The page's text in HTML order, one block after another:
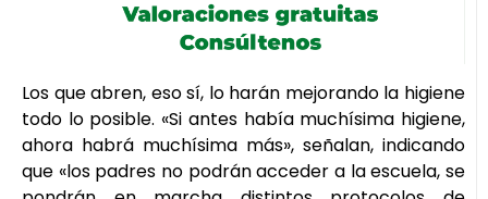
Los que abren, eso sí, lo harán mejorando la higiene
todo lo posible. «Si antes había muchísima higiene,
ahora habrá muchísima más», señalan, indicando
que «los padres no podrán acceder a la escuela, se